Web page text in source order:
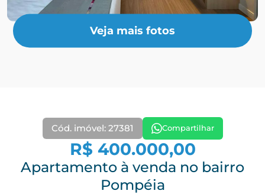
Veja mais fotos
Cód. imóvel: 27381 Compartilhar
R$ 400.000,00
Apartamento à venda no bairro
Pompéia